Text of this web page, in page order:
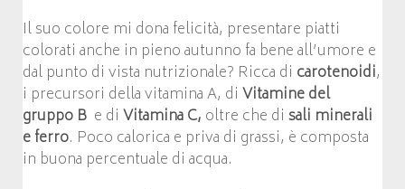
Il suo colore mi dona felicità, presentare piatti
colorati anche in pieno autunno fa bene all’umore e
dal punto di vista nutrizionale? Ricca di carotenoidi,
i precursori della vitamina A, di Vitamine del
gruppo B e di Vitamina C, oltre che di sali minerali
e ferro. Poco calorica e priva di grassi, è composta
in buona percentuale di acqua.